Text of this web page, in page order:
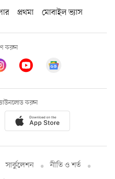
প্রথমা মোবাইল ভ্যাস
করুন
করুন
সার্কুলেশন নীতি ও শর্ত